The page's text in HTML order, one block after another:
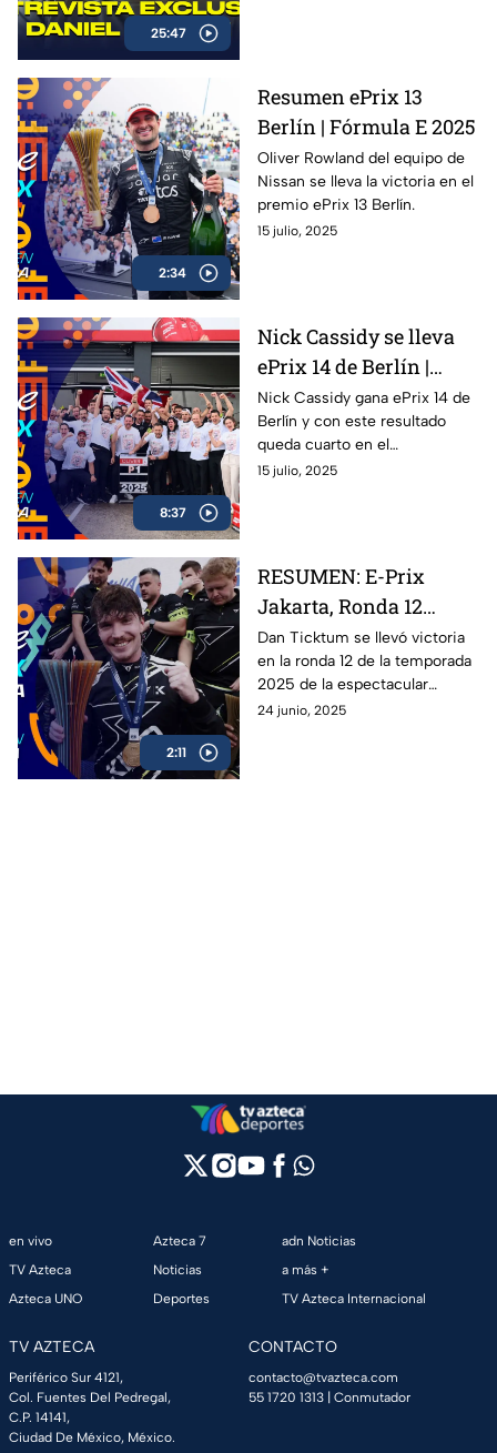
25:47
máxima categoría del
automovilismo
estadounidense.
2:34
Resumen ePrix 13
Berlín | Fórmula E 2025
Oliver Rowland del equipo de
Nissan se lleva la victoria en el
premio ePrix 13 Berlín.
15 julio, 2025
8:37
Nick Cassidy se lleva
ePrix 14 de Berlín |
Oliver Rowland se
corona
Nick Cassidy gana ePrix 14 de
Berlín y con este resultado
queda cuarto en el
campeonato de conductores;
victoria en el premio de Berlín.
15 julio, 2025
2:11
RESUMEN: E-Prix
Jakarta, Ronda 12
Fórmula E 2025
Dan Ticktum se llevó victoria
en la ronda 12 de la temporada
2025 de la espectacular
Fórmula E: revive los mejores
24 junio, 2025
en vivo
TV Azteca
Azteca UNO
Azteca 7
Noticias
Deportes
adn Noticias
a más +
TV Azteca Internacional
TV AZTECA
Periférico Sur 4121,
Col. Fuentes Del Pedregal,
C.P. 14141,
Ciudad De México, México.
CONTACTO
contacto@tvazteca.com
55 1720 1313 | Conmutador